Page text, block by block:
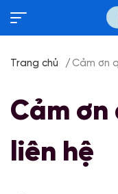
Trang chủ Cảm ơn
Cảm ơn
liên hệ